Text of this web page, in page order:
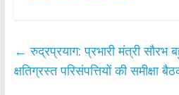
b
o
er s
A
e
← रुद्रप्रयाग: प्रभारी मंत्री
क्षतिग्रस्त परिसंपत्तियों की समीक्षा